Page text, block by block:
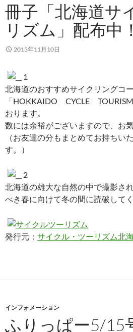
冊子「北海道サ
リズム」配布中！
2013年11月10日
北海道のおすすめサイクリングコ
「HOKKAIDO CYCLE
おります。
数には余裕がございますので、お
（お友達の分もまとめてお持ちい
す。）
北海道の雄大な自然の中で撮影さ
べき春に向けて冬の間に読破してく
発行元： サイクル・ツーリズム北
インフォメーション
ふりっぱー5/15